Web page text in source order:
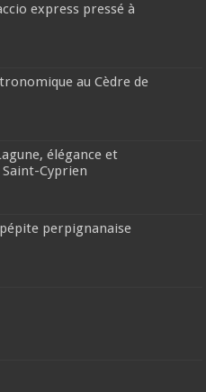
express pressé à
au Cèdre de
élégance et
Cyprien
perpignanaise